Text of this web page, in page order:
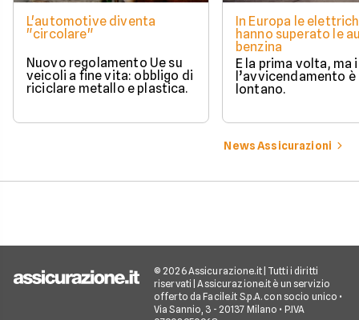
L'automotive diventa
"circolare"
Nuovo regolamento Ue su
veicoli a fine vita: obbligo di
riciclare metallo e plastica.
In Europa le
hanno superato le
benzina
È la prima volta, ma
l’avvicendamento
lontano.
News Assicurazioni
© 2026 Assicurazione.it | Tutti i diritti
riservati | Assicurazione.it è un servizio
offerto da Facile.it S.p.A. con socio unico •
Via Sannio, 3 - 20137 Milano • P.IVA